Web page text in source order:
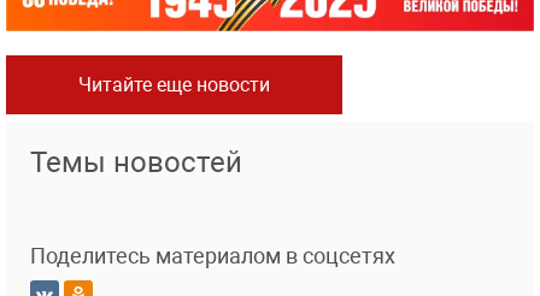
Читайте еще новости
Темы новостей
Поделитесь материалом в соцсетях